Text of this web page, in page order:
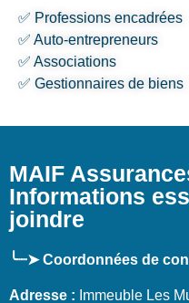
✅ Professions encadrées
✅ Auto-entrepreneurs
✅ Associations
✅ Gestionnaires de biens
MAIF
Informations
joindre
╰┈➤ Coordonnées de
Adresse : Immeuble Les